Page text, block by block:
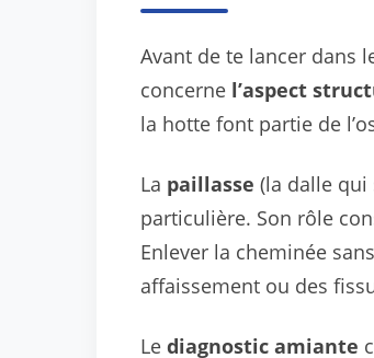
Avant de te lancer dans
concerne l’aspect
la hotte font partie de
La paillasse (la dalle qui
particulière. Son rôle
Enlever la cheminée
affaissement ou des
Le diagnostic amiante